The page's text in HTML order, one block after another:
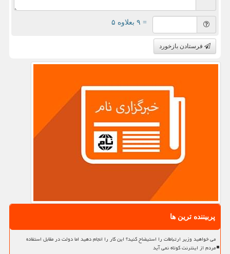
= ۹ بعلاوه ۵
فرستادن بازخورد
پربیننده ترین ها
می خواهید وزیر ارتباطات را استیضاح کنید؟ این کار را انجام دهید اما دولت در مقابل استفاده
مردم از اینترنت کوتاه نمی آید